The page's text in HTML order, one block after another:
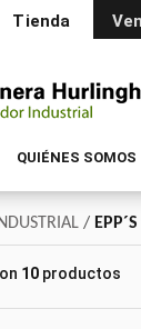
Tienda
QUIÉNES SOMOS
/ EPP´S
10 productos